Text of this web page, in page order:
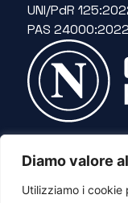
Diamo valore
Utilizziamo i cookie
UNI/PdR
PAS 24000:2022
© Copyright IT
Powerer By